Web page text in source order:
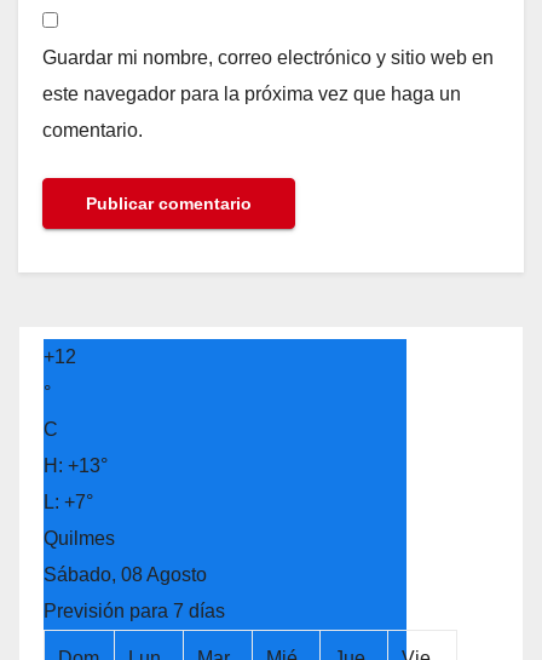
Guardar mi nombre, correo electrónico y sitio web en
este navegador para la próxima vez que haga un
comentario.
+12
°
C
H: +13°
L: +7°
Quilmes
Sábado, 08 Agosto
Previsión para 7 días